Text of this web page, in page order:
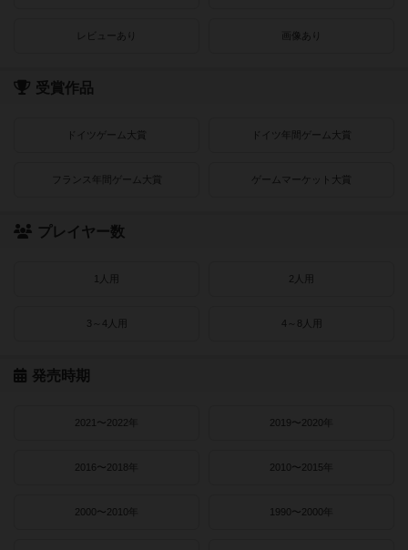
レビューあり 画像あり
受賞作品
ドイツゲーム大賞 ドイツ年間ゲーム大賞
フランス年間ゲーム大賞 ゲームマーケット大賞
プレイヤー数
1人用 2人用
3～4人用 4～8人用
発売時期
2021〜2022年 2019〜2020年
2016〜2018年 2010〜2015年
2000〜2010年 1990〜2000年